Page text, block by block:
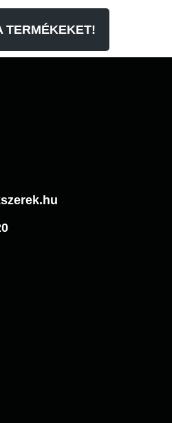
TERMÉKEKET!